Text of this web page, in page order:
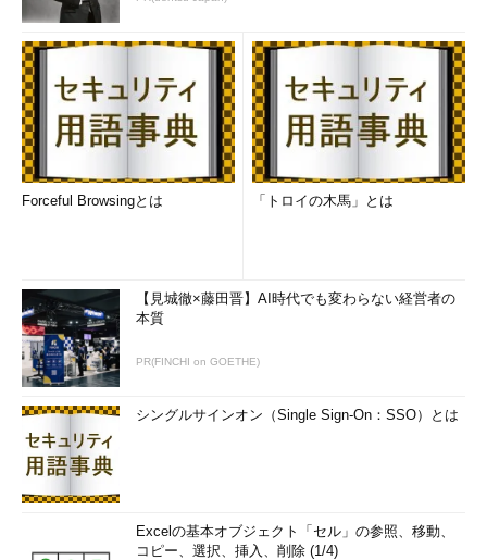
Forceful Browsingとは 「トロイの木馬」とは
【見城徹×藤田晋】AI時代でも変わらない経営者の
本質
PR(FINCHI on GOETHE)
シングルサインオン（Single Sign-On：SSO）とは
Excelの基本オブジェクト「セル」の参照、移動、
コピー、選択、挿入、削除 (1/4)